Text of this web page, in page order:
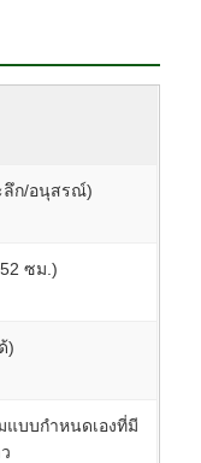
ลึก/อนุสรณ์)
ซม.)
)
บบกำหนดเองที่มี